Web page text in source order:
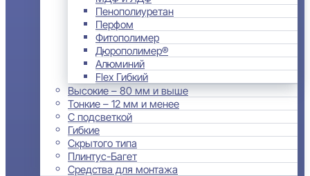
Пенополиуретан
Перфом
Фитополимер
Дюрополимер®
Алюминий
Flex Гибкий
Высокие – 80 мм и выше
Тонкие – 12 мм и менее
С подсветкой
Гибкие
Скрытого типа
Плинтус-Багет
Средства для монтажа